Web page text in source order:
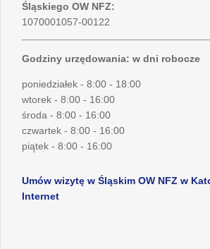
Śląskiego OW NFZ:
1070001057-00122
Godziny urzędowania: w dni robocze
poniedziałek - 8:00 - 18:00
wtorek - 8:00 - 16:00
środa - 8:00 - 16:00
czwartek - 8:00 - 16:00
piątek - 8:00 - 16:00
Umów wizytę w Śląskim OW NFZ w
Internet